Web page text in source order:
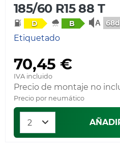
185/60 R15 88 T
D B
Etiquetado
70,45 €
IVA incluido
Precio de montaje no
Precio por neumático